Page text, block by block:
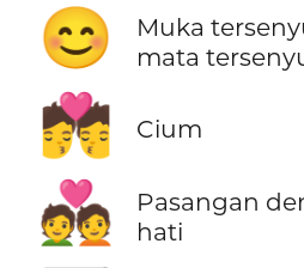
😊
Muka
mata
💏 Cium
💑
Pasangan
hati